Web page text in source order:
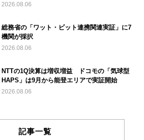
2026.08.06
総務省の「ワット・ビット連携関連実証」に7
機関が採択
2026.08.06
NTTの1Q決算は増収増益 ドコモの「気球型
HAPS」は9月から能登エリアで実証開始
2026.08.06
記事一覧